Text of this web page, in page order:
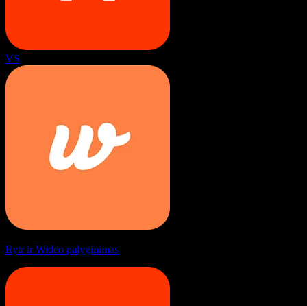
VS
Rytr ir Wideo palyginimas